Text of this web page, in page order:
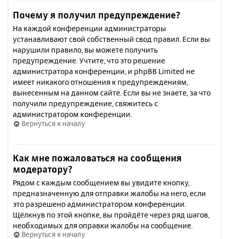
Почему я получил предупреждение?
На каждой конференции администраторы
устанавливают свой собственный свод правил. Если вы
нарушили правило, вы можете получить
предупреждение. Учтите, что это решение
администратора конференции, и phpBB Limited не
имеет никакого отношения к предупреждениям,
вынесенным на данном сайте. Если вы не знаете, за что
получили предупреждение, свяжитесь с
администратором конференции.
Вернуться к началу
Как мне пожаловаться на сообщения
модератору?
Рядом с каждым сообщением вы увидите кнопку,
предназначенную для отправки жалобы на него, если
это разрешено администратором конференции.
Щёлкнув по этой кнопке, вы пройдёте через ряд шагов,
необходимых для оправки жалобы на сообщение.
Вернуться к началу